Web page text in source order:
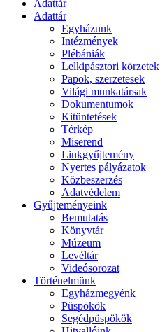
Adattár
Adattár
Egyházunk
Intézmények
Plébániák
Lelkipásztori körzetek
Papok, szerzetesek
Világi munkatársak
Dokumentumok
Kitüntetések
Térkép
Miserend
Linkgyűjtemény
Nyertes pályázatok
Közbeszerzés
Adatvédelem
Gyűjteményeink
Bemutatás
Könyvtár
Múzeum
Levéltár
Videósorozat
Történelmünk
Egyházmegyénk
Püspökök
Segédpüspökök